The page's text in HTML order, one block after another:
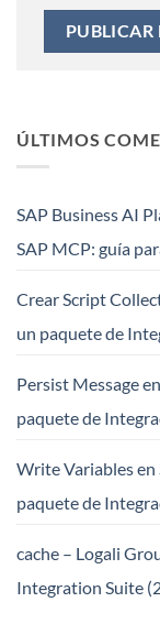
ÚLTIMOS
SAP Business AI
SAP MCP: guía
Crear Script
un paquete de
Persist Message
paquete de
Write Variables
paquete de
cache – Logali
Integration Suite